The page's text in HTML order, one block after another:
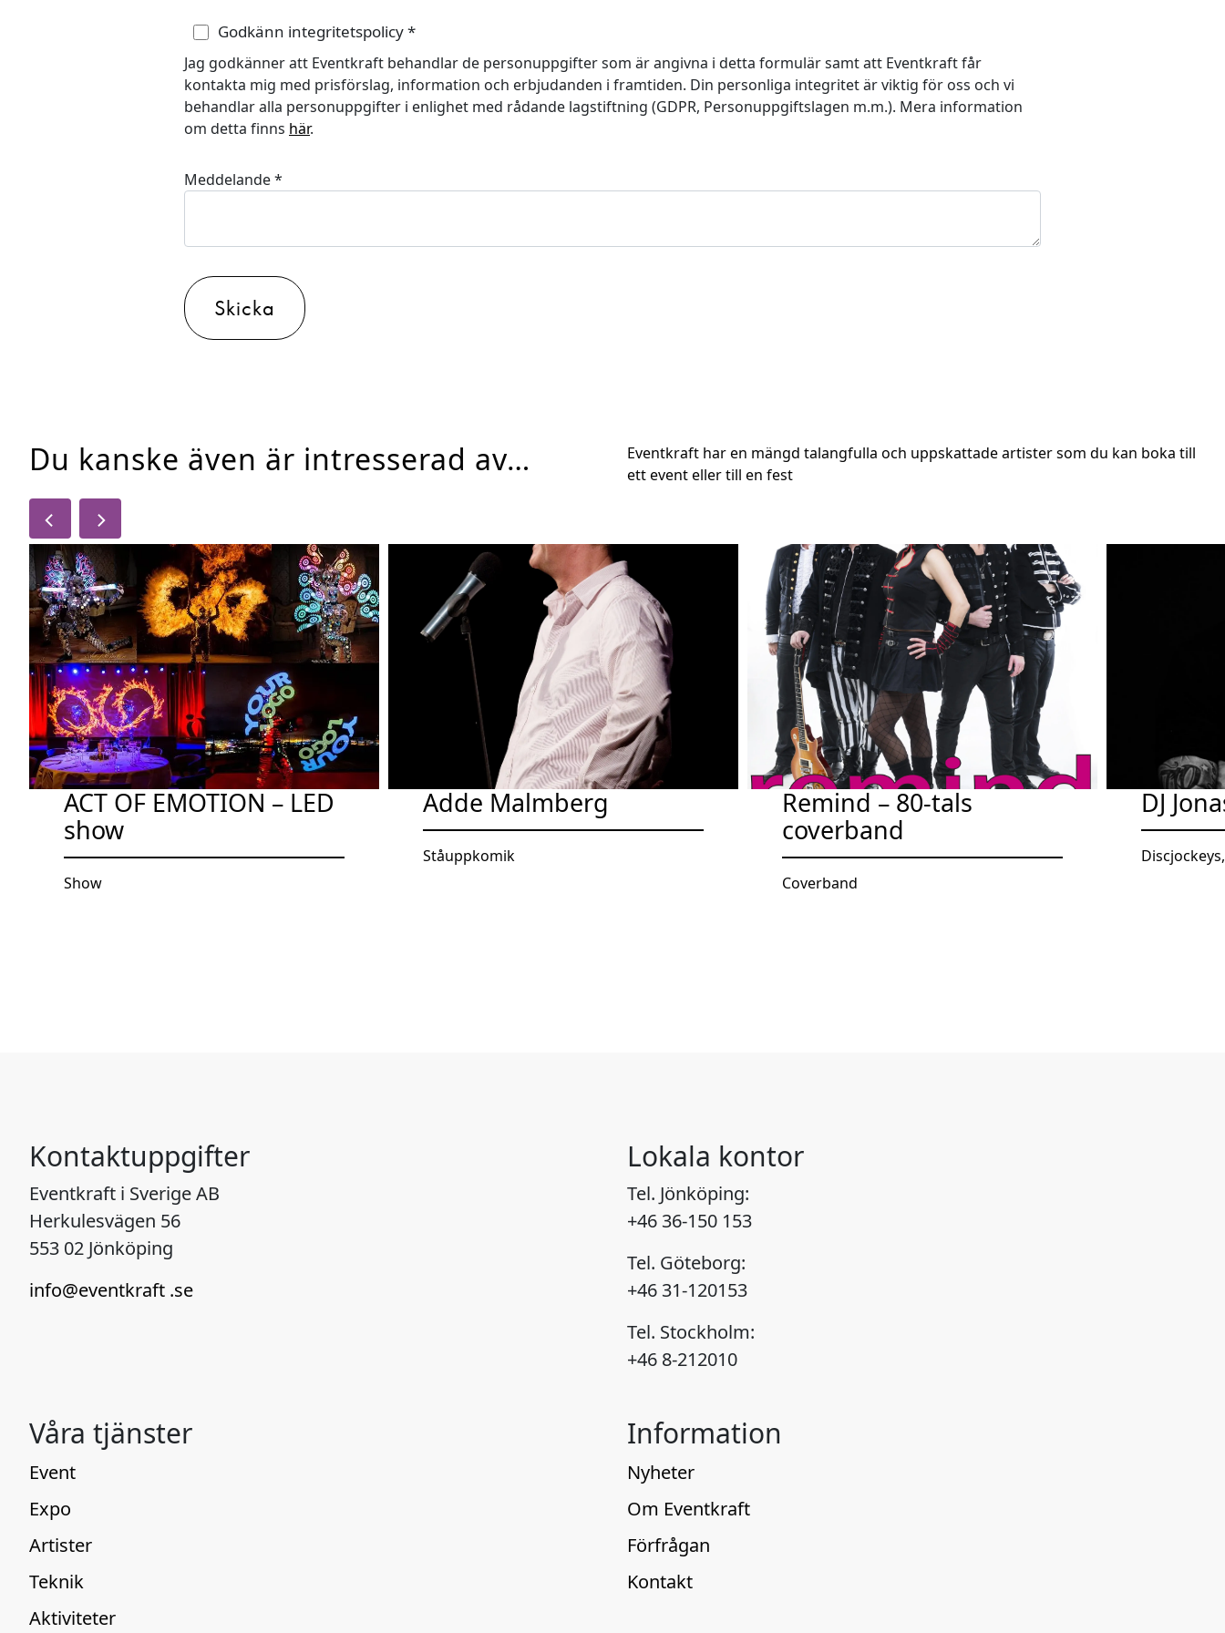
Godkänn integritetspolicy*
Jag godkänner att Eventkraft behandlar de personuppgifter som är angivna i detta formulär samt att Eventkraft får
kontakta mig med prisförslag, information och erbjudanden i framtiden. Din personliga integritet är viktig för oss och vi
behandlar alla personuppgifter i enlighet med rådande lagstiftning (GDPR, Personuppgiftslagen m.m.). Mera information
om detta finns här.
Meddelande*
Skicka
Du kanske även är intresserad av…
Eventkraft har en mängd talangfulla och uppskattade artister som du kan boka till
ett event eller till en fest
ACT OF EMOTION – LED
show
Show
Adde Malmberg
Ståuppkomik
Remind – 80-tals
coverband
Coverband
DJ
Kontaktuppgifter
Eventkraft i Sverige AB
Herkulesvägen 56
553 02 Jönköping
info@eventkraft .se
Lokala kontor
Tel. Jönköping:
+46 36-150 153
Tel. Göteborg:
+46 31-120153
Tel. Stockholm:
+46 8-212010
Våra tjänster
Event
Expo
Artister
Teknik
Aktiviteter
Information
Nyheter
Om Eventkraft
Förfrågan
Kontakt